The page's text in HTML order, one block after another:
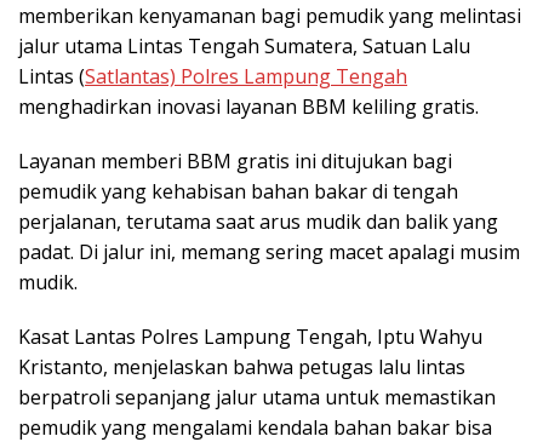
memberikan kenyamanan bagi pemudik yang melintasi
jalur utama Lintas Tengah Sumatera, Satuan Lalu
Lintas (Satlantas) Polres Lampung Tengah
menghadirkan inovasi layanan BBM keliling gratis.
Layanan memberi BBM gratis ini ditujukan bagi
pemudik yang kehabisan bahan bakar di tengah
perjalanan, terutama saat arus mudik dan balik yang
padat. Di jalur ini, memang sering macet apalagi musim
mudik.
Kasat Lantas Polres Lampung Tengah, Iptu Wahyu
Kristanto, menjelaskan bahwa petugas lalu lintas
berpatroli sepanjang jalur utama untuk memastikan
pemudik yang mengalami kendala bahan bakar bisa